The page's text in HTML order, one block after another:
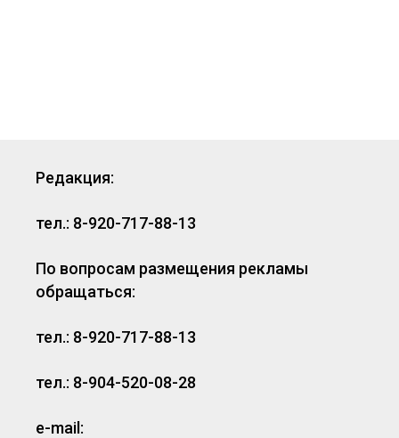
Редакция:
тел.: 8-920-717-88-13
По вопросам размещения рекламы
обращаться:
тел.: 8-920-717-88-13
тел.: 8-904-520-08-28
e-mail: